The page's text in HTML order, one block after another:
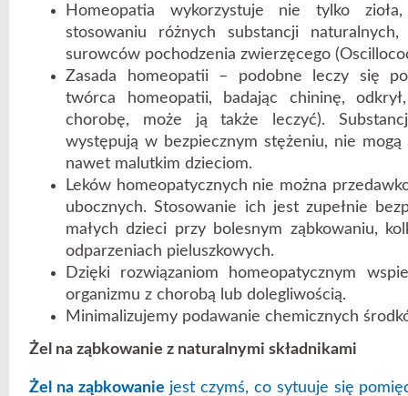
Homeopatia wykorzystuje nie tylko
stosowaniu różnych substancji
surowców pochodzenia zwierzęcego
Zasada homeopatii – podobne leczy się
twórca homeopatii, badając chininę,
chorobę, może ją także leczyć).
występują w bezpiecznym stężeniu, nie
nawet malutkim dzieciom.
Leków homeopatycznych nie można
ubocznych. Stosowanie ich jest zupełnie
małych dzieci przy bolesnym ząbkowaniu,
odparzeniach pieluszkowych.
Dzięki rozwiązaniom homeopatycznym
organizmu z chorobą lub dolegliwością.
Minimalizujemy podawanie chemicznych
Żel na ząbkowanie z naturalnymi składnikami
Żel na ząbkowanie jest czymś, co sytuuje się